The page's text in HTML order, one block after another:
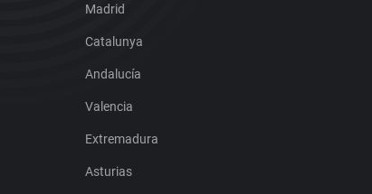
Madrid
Catalunya
Andalucía
Valencia
Extremadura
Asturias